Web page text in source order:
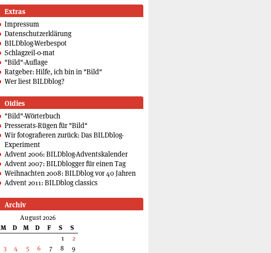
Extras
Impressum
Datenschutzerklärung
BILDblog-Werbespot
Schlagzeil-o-mat
"Bild"-Auflage
Ratgeber: Hilfe, ich bin in "Bild"
Wer liest BILDblog?
Oldies
"Bild"-Wörterbuch
Presserats-Rügen für "Bild"
Wir fotografieren zurück: Das BILDblog-
Experiment
Advent 2006: BILDblog-Adventskalender
Advent 2007: BILDblogger für einen Tag
Weihnachten 2008: BILDblog vor 40 Jahren
Advent 2011: BILDblog classics
Archiv
August 2026
M
D M D F S
S
1
2
3
4 5 6 7 8
9